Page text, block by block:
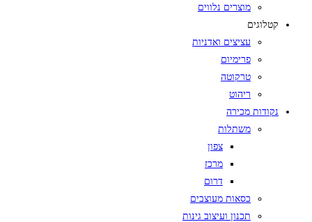
מוצרים נלווים
קטלוגים
עציצים ואדניות
פרימיום
טרקוטה
ריהוט
נקודות מכירה
משתלות
צפון
מרכז
דרום
כסאות מעוצבים
תכנון ועיצוב גינות